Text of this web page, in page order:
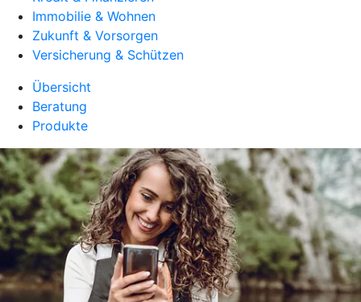
Immobilie & Wohnen
Zukunft & Vorsorgen
Versicherung & Schützen
Übersicht
Beratung
Produkte